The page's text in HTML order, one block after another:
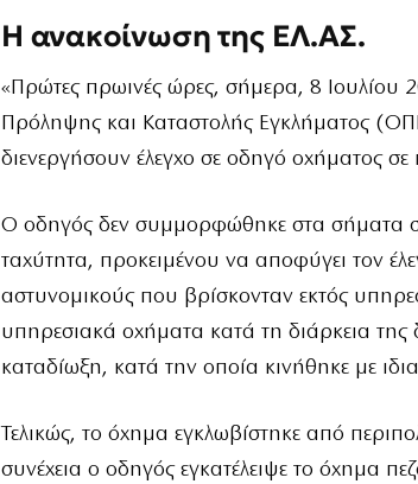
Η ανακοίνωση της ΕΛ.ΑΣ.
«Πρώτες πρωινές ώρες, σήμερα, 8 Ιουλίου
Πρόληψης και Καταστολής Εγκλήματος
διενεργήσουν έλεγχο σε οδηγό οχήματος
Ο οδηγός δεν συμμορφώθηκε στα σήματα
ταχύτητα, προκειμένου να αποφύγει τον
αστυνομικούς που βρίσκονταν εκτός
υπηρεσιακά οχήματα κατά τη διάρκεια
καταδίωξη, κατά την οποία κινήθηκε με
Τελικώς, το όχημα εγκλωβίστηκε από
συνέχεια ο οδηγός εγκατέλειψε το όχημα